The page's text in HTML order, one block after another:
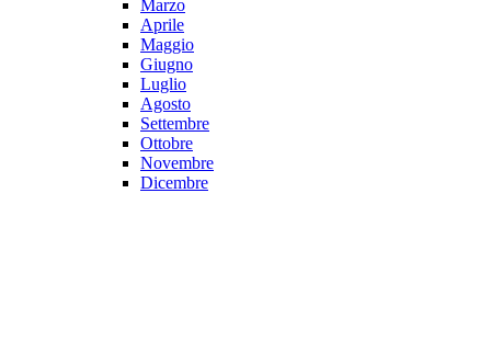
Marzo
Aprile
Maggio
Giugno
Luglio
Agosto
Settembre
Ottobre
Novembre
Dicembre